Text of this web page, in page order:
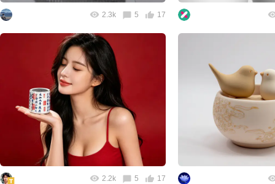
2.3k 5 17
2.2k 5 17